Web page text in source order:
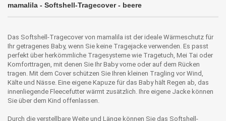
mamalila - Softshell-Tragecover - beere
Das Softshell-Tragecover von mamalila ist der ideale Wärmeschutz für
Ihr getragenes Baby, wenn Sie keine Tragejacke verwenden. Es passt
perfekt über herkömmliche Tragesysteme wie Tragetuch, Mei Tai oder
Komforttragen, mit denen Sie Ihr Baby vorne oder auf dem Rücken
tragen. Mit dem Cover schützen Sie Ihren kleinen Tragling vor Wind,
Kälte und Nässe. Eine eigene Kapuze für das Baby hält Regen ab, das
innenliegende Fleecefutter wärmt zusätzlich. Ihre eigene Jacke können
Sie über dem Kind offenlassen.
Durch die verstellbare Weite und Länge können Sie das Softshell-